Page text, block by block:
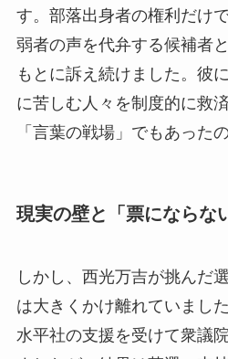
す。部落出身者の権利だけ
弱者の声を代弁する候補者
もとに訴え続けました。彼
に苦しむ人々を制度的に救
「言葉の戦場」でもあったの
現実の壁と「票にならな
しかし、西光万吉が挑んだ
は大きくかけ離れていまし
水平社の支援を受けて衆議